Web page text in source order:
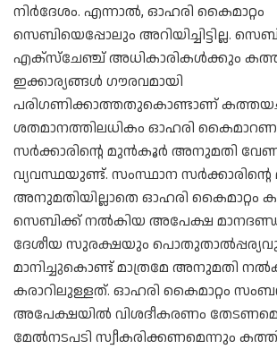
നിർദേശം. എന്നാൽ, ഓഹരി കൈമാറ്റം
സെബിയെപ്പോലും അറിയിച്ചിട്ടില്ല.
എക്‌സ്‌ചേഞ്ച് അധികാരികൾക്കും
ഇക്കാര്യങ്ങൾ ഗൗരവമായി
പരിഗണിക്കാത്തതുകൊണ്ടാണ്
ശതമാനത്തിലധികം ഓഹരി
സർക്കാരിന്റെ മുൻകൂർ അനുമതി
വ്യവസ്ഥയുണ്ട്. സംസ്ഥാന
അനുമതിയില്ലാതെ ഓഹരി കൈമാറ്റം
സെബിക്ക് നൽകിയ അപേക്ഷ മാനദണ്ഡം
ദേശീയ സുരക്ഷയും
മാനിച്ചുകൊണ്ട് മാത്രമേ അനുമതി
കരാറിലുള്ളത്. ഓഹരി കൈമാറ്റം
അപേക്ഷയിൽ വിശദീകരണം
മേൽനടപടി സ്വീകരിക്കണമെന്നും